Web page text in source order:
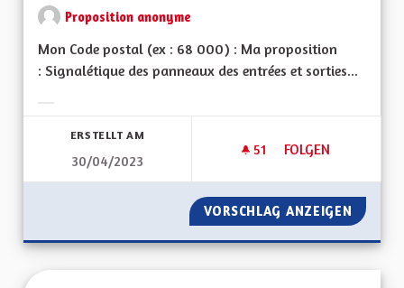
Proposition anonyme
Mon Code postal (ex : 68 000) : Ma proposition
: Signalétique des panneaux des entrées et sorties...
ERSTELLT AM
30/04/2023
51 51 FOLLOWER
FOLGEN
GÉNÉRALISER
VORSCHLAG ANZEIGEN